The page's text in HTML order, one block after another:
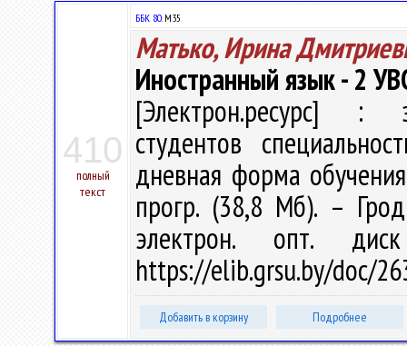
410
полный
текст
ББК 80.М35
Матько, Ирина
Иностранный язык - 2
[Электрон.ресурс] :
студентов
дневная форма
прогр. (38,8 Мб). –
электрон. опт.
https://elib.grsu.by/doc/
Добавить в корзину Подробнее